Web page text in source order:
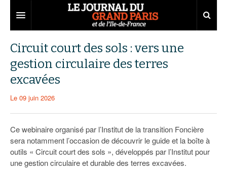
Territoires
Aménagement
Services urbains
Entreprises
Attractivité
Innovation
Départements
77
78
Nominations
Portraits
Les Assises du Grand Paris
Éditions précédentes
Le podcast
Circuit court des sols : vers une
gestion circulaire des terres
excavées
Le 09 juin 2026
Ce webinaire organisé par l’Institut de la transition Foncière
sera notamment l’occasion de découvrir le guide et la boîte à
outils « Circuit court des sols », développés par l’Institut pour
une gestion circulaire et durable des terres excavées.